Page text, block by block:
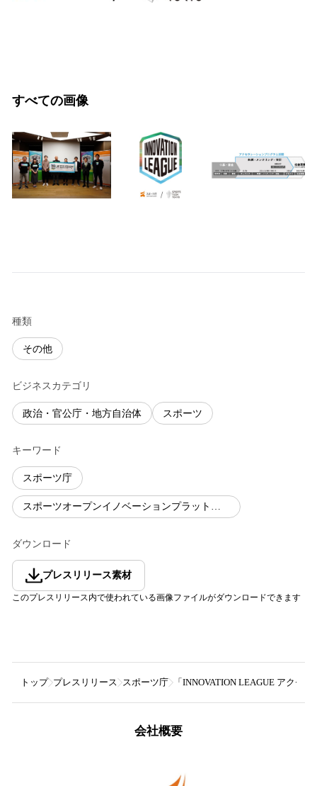
すべての画像
種類
その他
ビジネスカテゴリ
政治・官公庁・地方自治体 スポーツ
キーワード
スポーツ庁
スポーツオープンイノベーションプラットフォーム
ダウンロード
プレスリリース素材
このプレスリリース内で使われている画像ファイルがダウンロードできます
トップ プレスリリース スポーツ庁 「INNOVATION LEAGUE アクセ
会社概要